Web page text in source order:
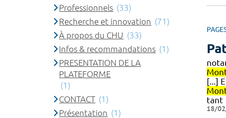
[...]
tant
18/
Professionnels (33)
Recherche et innovation (71)
À propos du CHU (33)
Infos & recommandations (1)
PRESENTATION DE LA
PLATEFORME
(1)
CONTACT (1)
Présentation (1)